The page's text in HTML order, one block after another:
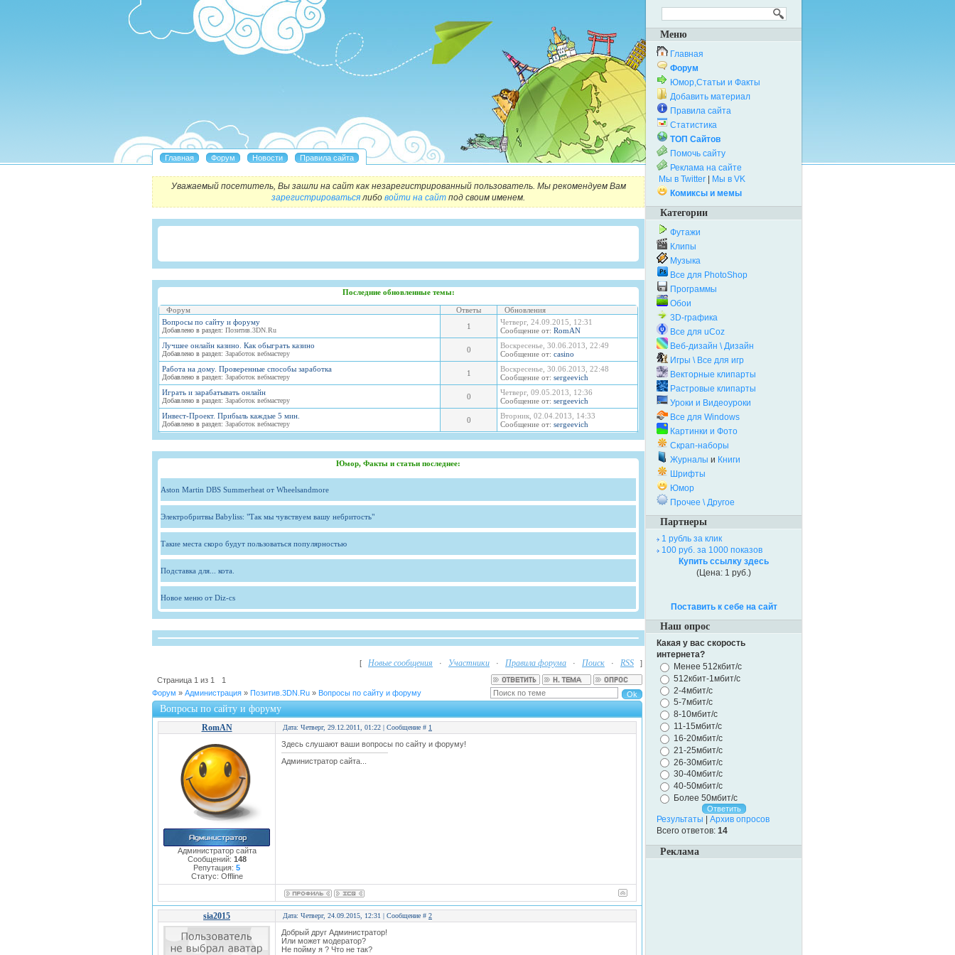
Уважаемый посетитель, Вы зашли на сайт как незарегистрированный пользователь. Мы рекомендуем Вам
зарегистрироватьсялибо войти на сайт под своим именем.
Последние обновленные темы:
Форум Ответы
Обновления
Вопросы по сайту и форуму
Добавлено в раздел: Позитив.3DN.Ru 1
Четверг, 24.09.2015, 12:31
Сообщение от: RomAN
Лучшее онлайн казино. Как обыграть казино
Добавлено в раздел: Заработок вебмастеру 0
Воскресенье, 30.06.2013, 22:49
Сообщение от: casino
Работа на дому. Проверенные способы заработка
Добавлено в раздел: Заработок вебмастеру 1
Воскресенье, 30.06.2013, 22:48
Сообщение от: sergeevich
Играть и зарабатывать онлайн
Добавлено в раздел: Заработок вебмастеру 0
Четверг, 09.05.2013, 12:36
Сообщение от: sergeevich
Инвест-Проект. Прибыль каждые 5 мин.
Добавлено в раздел: Заработок вебмастеру 0
Вторник, 02.04.2013, 14:33
Сообщение от: sergeevich
Юмор, Факты и статьи последнее:
Aston Martin DBS Summerheat от Wheelsandmore
Электробритвы Babyliss: "Так мы чувствуем вашу небритость"
Такие места скоро будут пользоваться популярностью
Подставка для... кота.
Новое меню от Diz-cs
[ Новые сообщения · Участники · Правила форума · Поиск · RSS
]
Страница 1 из 1
1
Форум » Администрация » Позитив.3DN.Ru » Вопросы по сайту и форуму
Вопросы по сайту и форуму
RomAN Дата: Четверг, 29.12.2011, 01:22 | Сообщение # 1
Администратор сайта
Сообщений: 148
Репутация: 5
Статус: Offline
Здесь слушают ваши вопросы по сайту и форуму!
Администратор сайта...
sia2015 Дата: Четверг, 24.09.2015, 12:31 | Сообщение # 2
Добрый друг Администратор!
Или может модератор?
Не пойму я ? Что не так?
Меню
Главная
Форум
Юмор,Статьи и Факты
Добавить материал
Правила сайта
Статистика
ТОП Сайтов
Помочь сайту
Реклама на сайте
Мы в Twitter
Мы в VK
Комиксы и мемы
Категории
Футажи
Клипы
Музыка
Все для PhotoShop
Программы
Обои
3D-графика
Все для uCoz
Веб-дизайн \ Дизайн
Игры \ Все для игр
Векторные клипарты
Растровые клипарты
Уроки и Видеоуроки
Все для Windows
Картинки и Фото
Скрап-наборы
Журналы и Книги
Шрифты
Юмор
Прочее \ Другое
Партнеры
1 рубль за клик
100 руб. за 1000 показов
Купить ссылку здесь
(Цена: 1 руб.)
Поставить к себе на сайт
Наш опрос
Какая у вас скорость
интернета?
Менее 512кбит/с
512кбит-1мбит/с
2-4мбит/с
5-7мбит/с
8-10мбит/с
11-15мбит/с
16-20мбит/с
21-25мбит/с
26-30мбит/с
30-40мбит/с
40-50мбит/с
Более 50мбит/с
Результаты
Архив опросов
Всего ответов: 14
Реклама